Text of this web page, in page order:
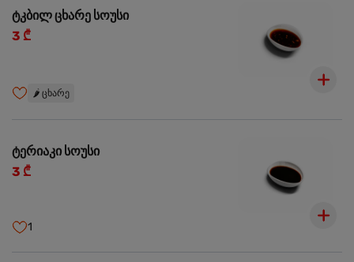
ტკბილ ცხარე სოუსი
3 ₾
🌶️ ცხარე
ტერიაკი სოუსი
3 ₾
1